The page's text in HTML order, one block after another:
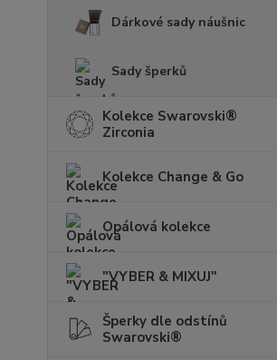
Dárkové sady náušnic
Sady šperků
Kolekce Swarovski®
Zirconia
Kolekce Change & Go
Opálová kolekce
"VYBER & MIXUJ"
Šperky dle odstínů
Swarovski®